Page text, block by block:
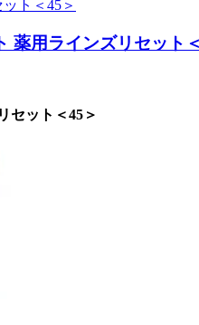
薬用ラインズリセット
セット＜45＞